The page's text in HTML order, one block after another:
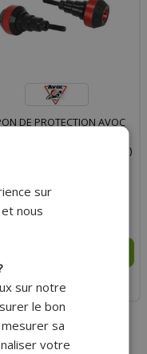
DE PROTECTION AVOC
10MM (FORME RONDE)
45.60 €
Expédition Rapide
sur
nous
sur notre
le bon
sa
votre